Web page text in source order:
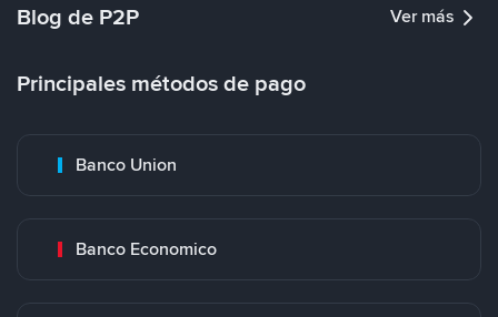
Blog de P2P Ver más
Principales métodos de pago
Banco Union
Banco Economico